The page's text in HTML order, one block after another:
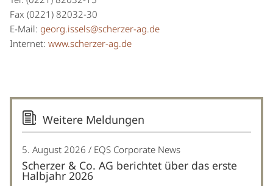
Fax (0221) 82032-30
E-Mail: georg.issels@scherzer-ag.de
Internet: www.scherzer-ag.de
Weitere Meldungen
5. August 2026 EQS Corporate News
Scherzer & Co. AG berichtet über das erste
Halbjahr 2026